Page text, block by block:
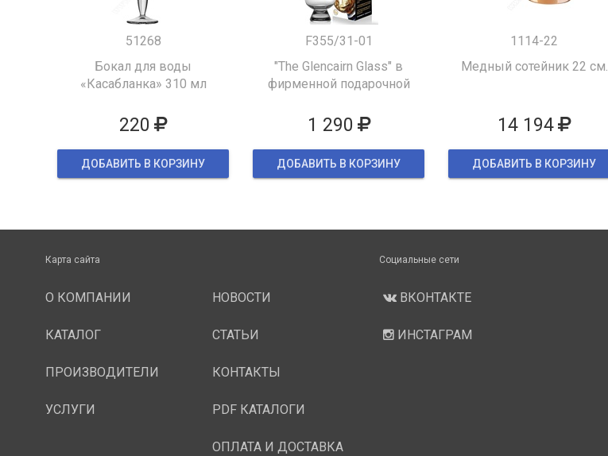
51268
Бокал для воды
«Касабланка» 310 мл
220
ДОБАВИТЬ В КОРЗИНУ
F355/31-01
"The Glencairn Glass" в
фирменной подарочной
1 290
ДОБАВИТЬ В КОРЗИНУ
1114-22
Медный сотейник 22 см.
14 194
ДОБАВИТЬ В КОРЗИНУ
Карта сайта
О КОМПАНИИ
КАТАЛОГ
ПРОИЗВОДИТЕЛИ
УСЛУГИ
НОВОСТИ
СТАТЬИ
КОНТАКТЫ
PDF КАТАЛОГИ
ОПЛАТА И ДОСТАВКА
Социальные сети
ВКОНТАКТЕ
ИНСТАГРАМ